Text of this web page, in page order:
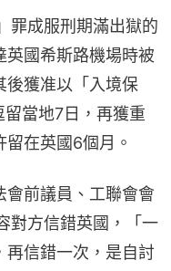
罪成服刑期滿出獄的
英國希斯路機場時被
後獲准以「入境保
當地7日，再獲重
在英國6個月。
會前議員、工聯會會
對方信錯英國，「一
再信錯一次，是自討